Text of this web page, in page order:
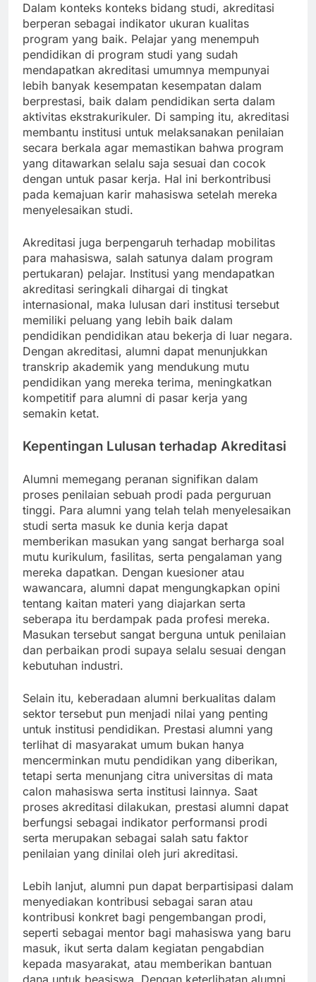
Dalam konteks konteks bidang studi, akreditasi
berperan sebagai indikator ukuran kualitas
program yang baik. Pelajar yang menempuh
pendidikan di program studi yang sudah
mendapatkan akreditasi umumnya mempunyai
lebih banyak kesempatan kesempatan dalam
berprestasi, baik dalam pendidikan serta dalam
aktivitas ekstrakurikuler. Di samping itu, akreditasi
membantu institusi untuk melaksanakan penilaian
secara berkala agar memastikan bahwa program
yang ditawarkan selalu saja sesuai dan cocok
dengan untuk pasar kerja. Hal ini berkontribusi
pada kemajuan karir mahasiswa setelah mereka
menyelesaikan studi.
Akreditasi juga berpengaruh terhadap mobilitas
para mahasiswa, salah satunya dalam program
pertukaran) pelajar. Institusi yang mendapatkan
akreditasi seringkali dihargai di tingkat
internasional, maka lulusan dari institusi tersebut
memiliki peluang yang lebih baik dalam
pendidikan pendidikan atau bekerja di luar negara.
Dengan akreditasi, alumni dapat menunjukkan
transkrip akademik yang mendukung mutu
pendidikan yang mereka terima, meningkatkan
kompetitif para alumni di pasar kerja yang
semakin ketat.
Kepentingan Lulusan terhadap Akreditasi
Alumni memegang peranan signifikan dalam
proses penilaian sebuah prodi pada perguruan
tinggi. Para alumni yang telah telah menyelesaikan
studi serta masuk ke dunia kerja dapat
memberikan masukan yang sangat berharga soal
mutu kurikulum, fasilitas, serta pengalaman yang
mereka dapatkan. Dengan kuesioner atau
wawancara, alumni dapat mengungkapkan opini
tentang kaitan materi yang diajarkan serta
seberapa itu berdampak pada profesi mereka.
Masukan tersebut sangat berguna untuk penilaian
dan perbaikan prodi supaya selalu sesuai dengan
kebutuhan industri.
Selain itu, keberadaan alumni berkualitas dalam
sektor tersebut pun menjadi nilai yang penting
untuk institusi pendidikan. Prestasi alumni yang
terlihat di masyarakat umum bukan hanya
mencerminkan mutu pendidikan yang diberikan,
tetapi serta menunjang citra universitas di mata
calon mahasiswa serta institusi lainnya. Saat
proses akreditasi dilakukan, prestasi alumni dapat
berfungsi sebagai indikator performansi prodi
serta merupakan sebagai salah satu faktor
penilaian yang dinilai oleh juri akreditasi.
Lebih lanjut, alumni pun dapat berpartisipasi dalam
menyediakan kontribusi sebagai saran atau
kontribusi konkret bagi pengembangan prodi,
seperti sebagai mentor bagi mahasiswa yang baru
masuk, ikut serta dalam kegiatan pengabdian
kepada masyarakat, atau memberikan bantuan